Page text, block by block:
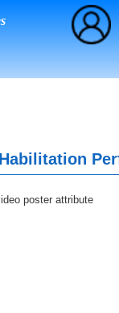
poster attribute